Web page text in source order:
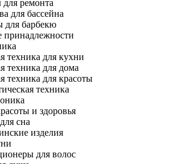
ремонта
для бассейна
для барбекю
принадлежности
техника для кухни
техника для дома
техника для красоты
техника
и здоровья
сна
изделия
для волос